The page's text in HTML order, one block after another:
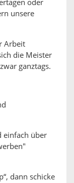
oder
unsere
Arbeit
die Meister
ganztags.
einfach über
dann schicke